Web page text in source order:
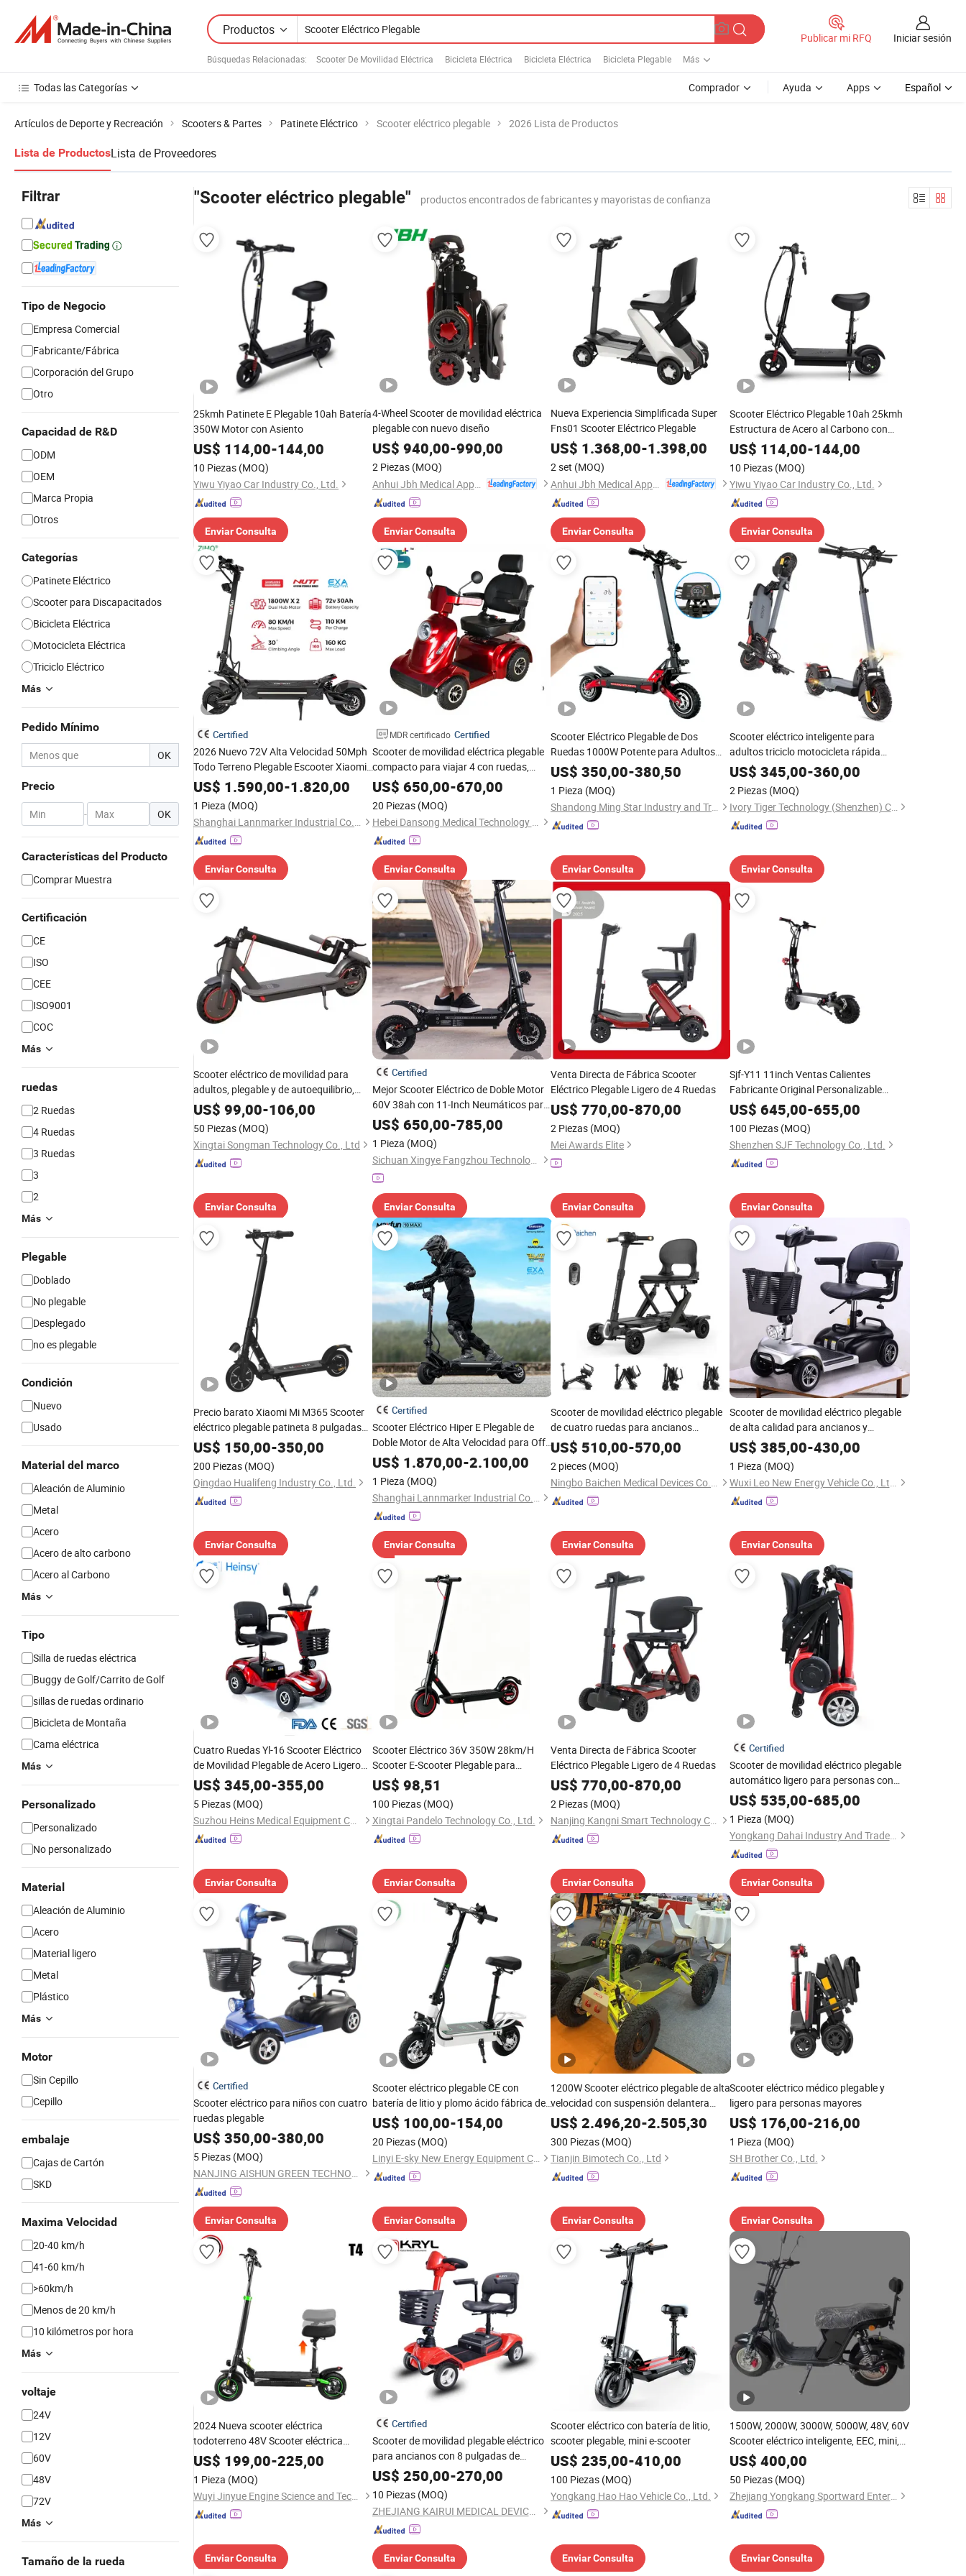
Productos
Búsquedas Relacionadas: Scooter De Movilidad Eléctrica Bicicleta Eléctrica Bicicleta Eléctrica Bicicleta Plegable Más
Publicar mi RFQ Iniciar sesión
Todas las Categorías Comprador Ayuda Apps Español
Artículos de Deporte y Recreación Scooters & Partes Patinete Eléctrico Scooter eléctrico plegable 2026 Lista de Productos
Lista de ProductosLista de Proveedores
Filtrar
Tipo de Negocio
Empresa Comercial
Fabricante/Fábrica
Corporación del Grupo
Otro
Capacidad de R&D
ODM
OEM
Marca Propia
Otros
Categorías
Patinete Eléctrico
Scooter para Discapacitados
Bicicleta Eléctrica
Motocicleta Eléctrica
Triciclo Eléctrico
Más
Pedido Mínimo
OK
Precio
- OK
Características del Producto
Comprar Muestra
Certificación
CE
ISO
CEE
ISO9001
COC
Más
ruedas
2 Ruedas
4 Ruedas
3 Ruedas
3
2
Más
Plegable
Doblado
No plegable
Desplegado
no es plegable
Condición
Nuevo
Usado
Material del marco
Aleación de Aluminio
Metal
Acero
Acero de alto carbono
Acero al Carbono
Más
Tipo
Silla de ruedas eléctrica
Buggy de Golf/Carrito de Golf
sillas de ruedas ordinario
Bicicleta de Montaña
Cama eléctrica
Más
Personalizado
Personalizado
No personalizado
Material
Aleación de Aluminio
Acero
Material ligero
Metal
Plástico
Más
Motor
Sin Cepillo
Cepillo
embalaje
Cajas de Cartón
SKD
Maxima Velocidad
20-40 km/h
41-60 km/h
>60km/h
Menos de 20 km/h
10 kilómetros por hora
Más
voltaje
24V
12V
60V
48V
72V
Más
Tamaño de la rueda
"Scooter eléctrico plegable" productos encontrados de fabricantes y mayoristas de confianza
25kmh Patinete E Plegable 10ah Batería
350W Motor con Asiento
US$ 114,00-144,00
10 Piezas (MOQ)
Yiwu Yiyao Car Industry Co., Ltd.
Enviar Consulta
4-Wheel Scooter de movilidad eléctrica
plegable con nuevo diseño
US$ 940,00-990,00
2 Piezas (MOQ)
Enviar Consulta
Nueva Experiencia Simplificada Super
Fns01 Scooter Eléctrico Plegable
US$ 1.368,00-1.398,00
2 set (MOQ)
Enviar Consulta
Scooter Eléctrico Plegable 10ah 25kmh
Estructura de Acero al Carbono con
Asiento
US$ 114,00-144,00
10 Piezas (MOQ)
Yiwu Yiyao Car Industry Co., Ltd.
Enviar Consulta
Certified
2026 Nuevo 72V Alta Velocidad 50Mph
Todo Terreno Plegable Escooter Xiaomi
Dos 2 Rueda Doble Motor Todo Terreno
Plegable Portátil Rápido Scooter
Eléctrico para Adultos
US$ 1.590,00-1.820,00
1 Pieza (MOQ)
Shanghai Lannmarker Industrial Co., Ltd.
Enviar Consulta
MDR certificado Certified
Scooter de movilidad eléctrica plegable
compacto para viajar 4 con ruedas,
ligero para personas mayores con
discapacidad
US$ 650,00-670,00
20 Piezas (MOQ)
Hebei Dansong Medical Technology Co., Ltd.
Enviar Consulta
Scooter Eléctrico Plegable de Dos
Ruedas 1000W Potente para Adultos
Vehículo Eléctrico con Larga Duración
de Batería Precio Escooter
US$ 350,00-380,50
1 Pieza (MOQ)
Shandong Ming Star Industry and Trade Co., Ltd.
Enviar Consulta
Scooter eléctrico inteligente para
adultos triciclo motocicleta rápida
precio plegable con logo personalizado y
10ah capacidad de batería OEM ODM
mejor fábrica EEC
US$ 345,00-360,00
2 Piezas (MOQ)
Ivory Tiger Technology (Shenzhen) Co., Ltd.
Enviar Consulta
Scooter eléctrico de movilidad para
adultos, plegable y de autoequilibrio,
barato 350W 36V batería de litio
US$ 99,00-106,00
50 Piezas (MOQ)
Xingtai Songman Technology Co., Ltd
Enviar Consulta
Certified
Mejor Scooter Eléctrico de Doble Motor
60V 38ah con 11-Inch Neumáticos para
Terreno Difícil Diseño Plegable OEM
Venta al por Mayor Scooter de Movilidad
US$ 650,00-785,00
1 Pieza (MOQ)
Sichuan Xingye Fangzhou Technology Co., Ltd
Enviar Consulta
Venta Directa de Fábrica Scooter
Eléctrico Plegable Ligero de 4 Ruedas
US$ 770,00-870,00
2 Piezas (MOQ)
Mei Awards Elite
Enviar Consulta
Sjf-Y11 11inch Ventas Calientes
Fabricante Original Personalizable
Scooter Eléctrico Plegable para Adultos
Regalo Elektrick yacute; Skú Ter
Elektrinis Paspir
US$ 645,00-655,00
100 Piezas (MOQ)
Shenzhen SJF Technology Co., Ltd.
Enviar Consulta
Precio barato Xiaomi Mi M365 Scooter
eléctrico plegable patineta 8 pulgadas
hoverboard scooter
US$ 150,00-350,00
200 Piezas (MOQ)
Qingdao Hualifeng Industry Co., Ltd.
Enviar Consulta
Certified
Scooter Eléctrico Hiper E Plegable de
Doble Motor de Alta Velocidad para Off
Road 2026 Nuevo 72V Mph Maxfun 60
MAX Rápido para Adultos 10
US$ 1.870,00-2.100,00
1 Pieza (MOQ)
Shanghai Lannmarker Industrial Co., Ltd.
Enviar Consulta
Scooter de movilidad eléctrico plegable
de cuatro ruedas para ancianos
discapacitados
US$ 510,00-570,00
2 pieces (MOQ)
Ningbo Baichen Medical Devices Co., Ltd.
Enviar Consulta
Scooter de movilidad eléctrico plegable
de alta calidad para ancianos y
personas con discapacidad 4-Wheel
Scooter de movilidad
US$ 385,00-430,00
1 Pieza (MOQ)
Wuxi Leo New Energy Vehicle Co., Ltd.
Enviar Consulta
Cuatro Ruedas Yl-16 Scooter Eléctrico
de Movilidad Plegable de Acero Ligero
para Personas con Discapacidad
US$ 345,00-355,00
5 Piezas (MOQ)
Suzhou Heins Medical Equipment Co., Ltd
Enviar Consulta
Scooter Eléctrico 36V 350W 28km/H
Scooter E-Scooter Plegable para
Desplazamientos con Inicio Sin Llave y
Control por APP - Larga Distancia 25-
30km, Scooter Eléctrico para Adultos al
por Mayor
US$ 98,51
100 Piezas (MOQ)
Xingtai Pandelo Technology Co., Ltd.
Enviar Consulta
Venta Directa de Fábrica Scooter
Eléctrico Plegable Ligero de 4 Ruedas
US$ 770,00-870,00
2 Piezas (MOQ)
Nanjing Kangni Smart Technology Co., Ltd.
Enviar Consulta
Certified
Scooter de movilidad eléctrico plegable
automático ligero para personas con
discapacidad ancianas de cuatro
ruedas
US$ 535,00-685,00
1 Pieza (MOQ)
Yongkang Dahai Industry And Trade Co., Ltd.
Enviar Consulta
Certified
Scooter eléctrico para niños con cuatro
ruedas plegable
US$ 350,00-380,00
5 Piezas (MOQ)
NANJING AISHUN GREEN TECHNOLOGY CO., LTD.
Enviar Consulta
Scooter eléctrico plegable CE con
batería de litio y plomo ácido fábrica de
China Sesb
US$ 100,00-154,00
20 Piezas (MOQ)
Linyi E-sky New Energy Equipment Co., LTD
Enviar Consulta
1200W Scooter eléctrico plegable de alta
velocidad con suspensión delantera
independiente de doble brazo oscilante
para todo terreno 10 Scooter para
adultos con neumáticos anchos y doble
tracción
US$ 2.496,20-2.505,30
300 Piezas (MOQ)
Tianjin Bimotech Co., Ltd
Enviar Consulta
Scooter eléctrico médico plegable y
ligero para personas mayores
US$ 176,00-216,00
1 Pieza (MOQ)
SH Brother Co., Ltd.
Enviar Consulta
2024 Nueva scooter eléctrica
todoterreno 48V Scooter eléctrica
portátil con asiento, batería grande y
plegable
US$ 199,00-225,00
1 Pieza (MOQ)
Wuyi Jinyue Engine Science and Technology Co., Ltd.
Enviar Consulta
Certified
Scooter de movilidad plegable eléctrico
para ancianos con 8 pulgadas de
ruedas
US$ 250,00-270,00
10 Piezas (MOQ)
ZHEJIANG KAIRUI MEDICAL DEVICE CO., LTD.
Enviar Consulta
Scooter eléctrico con batería de litio,
scooter plegable, mini e-scooter
US$ 235,00-410,00
100 Piezas (MOQ)
Yongkang Hao Hao Vehicle Co., Ltd.
Enviar Consulta
1500W, 2000W, 3000W, 5000W, 48V, 60V
Scooter eléctrico inteligente, EEC, mini,
autoequilibrado, plegable, batería, motor
dual, motocicleta, proveedor de Harley
Citycoco
US$ 400,00
50 Piezas (MOQ)
Zhejiang Yongkang Sportward Enterprises Co., Ltd.
Enviar Consulta